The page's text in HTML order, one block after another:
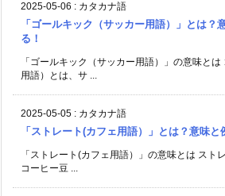
2025-05-06 : カタカナ語
「ゴールキック（サッカー用語）」とは？
る！
「ゴールキック（サッカー用語）」の意味と
用語）とは、サ ...
2025-05-05 : カタカナ語
「ストレート(カフェ用語）」とは？意味と
「ストレート(カフェ用語）」の意味とは スト
コーヒー豆 ...